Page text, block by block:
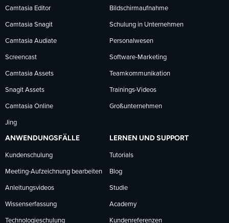
Facebook
folgen
LinkedIn
folgen
YouTube
folgen
Camtasia Editor
Camtasia Snagit
Camtasia Audiate
Screencast
Camtasia Assets
Snagit Assets
Camtasia Online
Jing
Bildschirmaufnahme
Schulung in Unternehmen
Personalwesen
Software-Marketing
Teamkommunikation
Trainings-Videos
Großunternehmen
ANWENDUNGSFÄLLE
Kundenschulung
Meeting-Aufzeichnung bearbeiten
Anleitungsvideos
Wissenserfassung
Technologieschulung
LERNEN UND SUPPORT
Tutorials
Blog
Studie
Academy
Kundenreferenzen